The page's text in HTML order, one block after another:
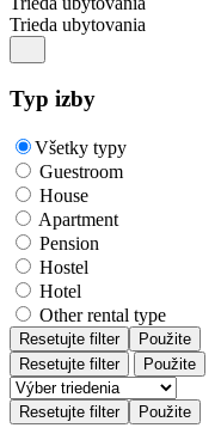
Trieda ubytovania
Typ izby
Všetky typy
Guestroom
House
Apartment
Pension
Hostel
Hotel
Other rental type
Resetujte filter
Použite
Resetujte filter
Použite